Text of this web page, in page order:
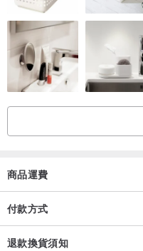
商品運費
付款方式
退款換貨須知